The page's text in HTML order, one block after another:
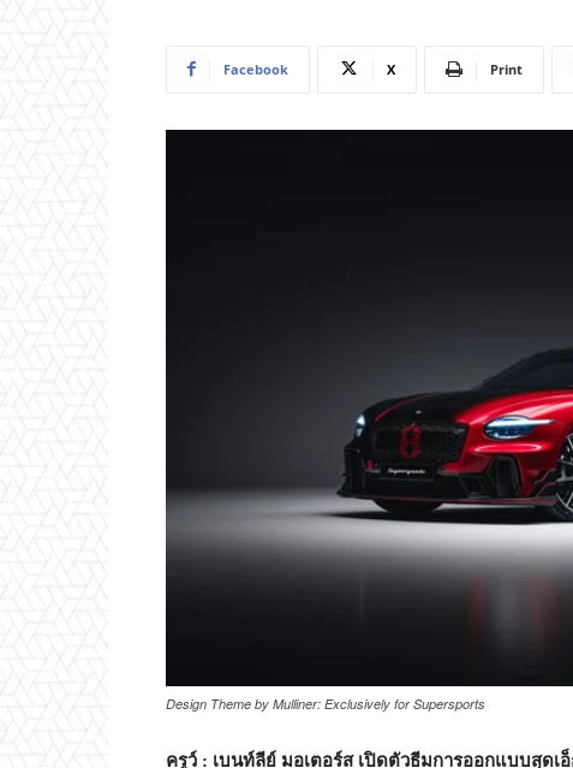
Facebook X Print
Design Theme by Mulliner: Exclusively for Supersports
ครูว์ : เบนท์ลีย์ มอเตอร์ส เปิดตัวธีมการออกแบบสุดเ